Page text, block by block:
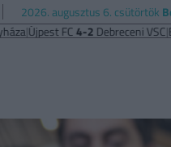
2026. augusztus 6. csütörtök
FC4-2Debreceni VSC|